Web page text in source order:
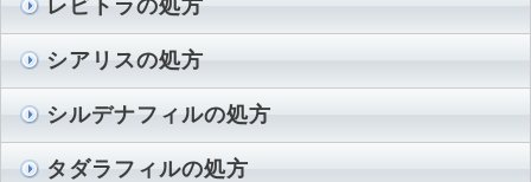
レビトラの処方
シアリスの処方
シルデナフィルの処方
タダラフィルの処方